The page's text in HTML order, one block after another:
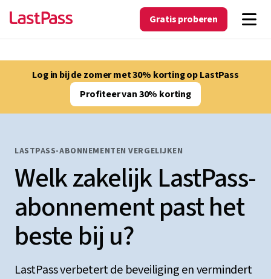
Gratis proberen
Log in bij de zomer met 30% korting op LastPass
Profiteer van 30% korting
LASTPASS-ABONNEMENTEN VERGELIJKEN
Welk zakelijk LastPass-
abonnement past het
beste bij u?
LastPass verbetert de beveiliging en vermindert